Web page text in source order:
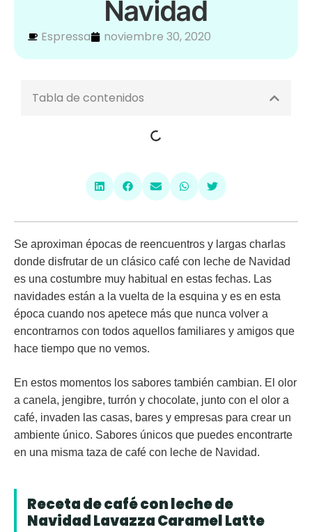
Navidad
Espressa noviembre 30, 2020
Tabla de contenidos
Se aproximan épocas de reencuentros y largas charlas
donde disfrutar de un clásico café con leche de Navidad
es una costumbre muy habitual en estas fechas. Las
navidades están a la vuelta de la esquina y es en esta
época cuando nos apetece más que nunca volver a
encontrarnos con todos aquellos familiares y amigos que
hace tiempo que no vemos.
En estos momentos los sabores también cambian. El olor
a canela, jengibre, turrón y chocolate, junto con el olor a
café, invaden las casas, bares y empresas para crear un
ambiente único. Sabores únicos que puedes encontrarte
en una misma taza de café con leche de Navidad.
Receta de café con leche de
Navidad Lavazza Caramel Latte